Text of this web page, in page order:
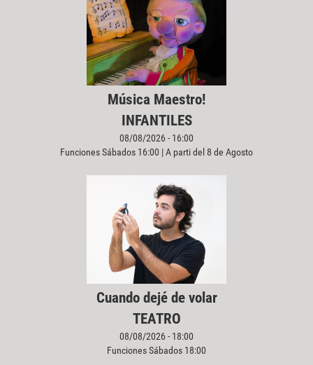
Música Maestro!
INFANTILES
08/08/2026 - 16:00
Funciones Sábados 16:00 | A parti del 8 de Agosto
Cuando dejé de volar
TEATRO
08/08/2026 - 18:00
Funciones Sábados 18:00